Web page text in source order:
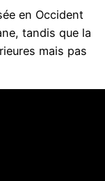
en Occident
tandis que la
mais pas